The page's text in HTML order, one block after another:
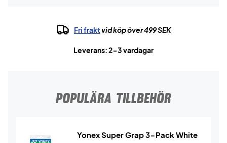
Fri fraktvid köp över 499 SEK
Leverans: 2-3 vardagar
POPULÄRA TILLBEHÖR
Yonex Super Grap 3-Pack White